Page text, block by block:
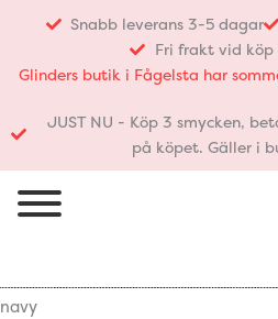
innehåll
Snabb leverans 3-5 dagar
Fri frakt vid köp
Glinders butik i Fågelsta har
JUST NU - Köp 3 smycken,
på köpet. Gäller i
navy